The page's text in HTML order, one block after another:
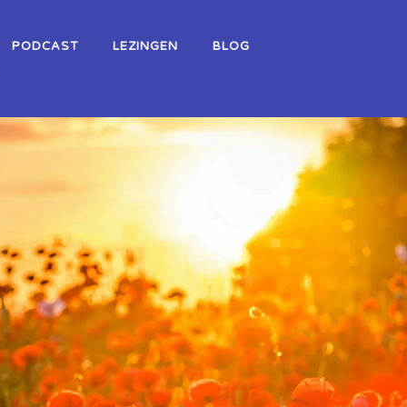
PODCAST LEZINGEN BLOG